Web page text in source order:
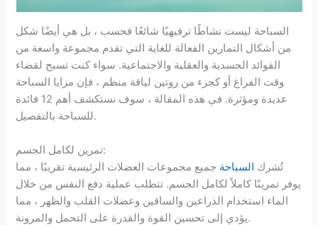
السباحة ليست نشاطًا ترفيهيًا شائعًا فحسب ، بل هي أيضًا شكل
من أشكال التمارين الفعالة للغاية التي تقدم مجموعة واسعة من
الفوائد الجسدية والعقلية والاجتماعية. سواء كنت تسبح لقضاء
وقت الفراغ أو كجزء من روتين لياقة منظم ، فإن مزايا السباحة
عديدة ومؤثرة. في هذه المقالة ، سوف نستكشف أهم 12 فائدة
للسباحة بالتفصيل.
تمرين لكامل الجسم:
تُشرك السباحة جميع مجموعات العضلات الرئيسية تقريبًا ، مما
يوفر تمرينًا كاملاً لكامل الجسم. تتطلب عملية دفع النفس من خلال
الماء استخدام الذراعين والساقين وعضلات القلب والظهر ، مما
يؤدي إلى تحسين القوة والقدرة على التحمل والمرونة.